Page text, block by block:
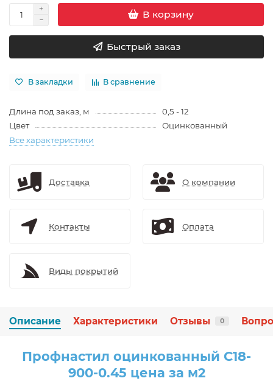
В корзину
Быстрый заказ
В закладки В сравнение
Длина под заказ, м
0,5 - 12
Цвет
Оцинкованный
Все характеристики
Доставка О компании
Контакты Оплата
Виды покрытий
Описание Характеристики Отзывы 0
Профнастил оцинкованный С18-
900-0.45 цена за м2